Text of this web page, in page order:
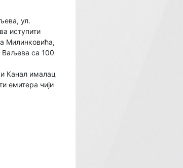
ул.
иступити
Милинковића,
Ваљева са 100
Канал ималац
емитера чији